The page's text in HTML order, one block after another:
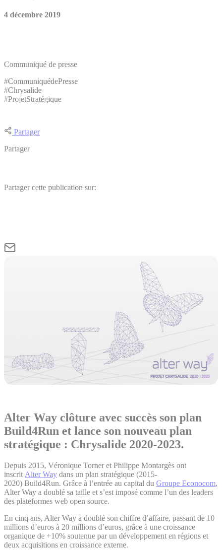
4 décembre 2019
Communiqué de presse
#CommuniquédePresse
#Chrysalide
#ProjetStratégique
Partager
Partager
Partager cette publication sur:
Alter Way clôture avec succès son plan
Build4Run et lance son nouveau plan
stratégique : Chrysalide 2020-2023.
Depuis 2015, Véronique Torner et Philippe Montargès ont
inscrit Alter Way dans un plan stratégique (2015-
2020) Build4Run. Grâce à l’entrée au capital du Groupe Econocom,
Alter Way a doublé sa taille et s’est imposé comme l’un des leaders
des plateformes web open source.
En cinq ans, Alter Way a doublé son chiffre d’affaire, passant de 10
millions d’euros à 20 millions d’euros, grâce à une croissance
organique de +10% soutenue par un développement en régions et
deux acquisitions en croissance externe.